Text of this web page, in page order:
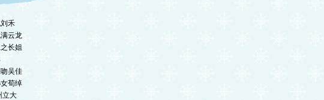
禾
云龙
长姐
吴佳
荀绰
立大